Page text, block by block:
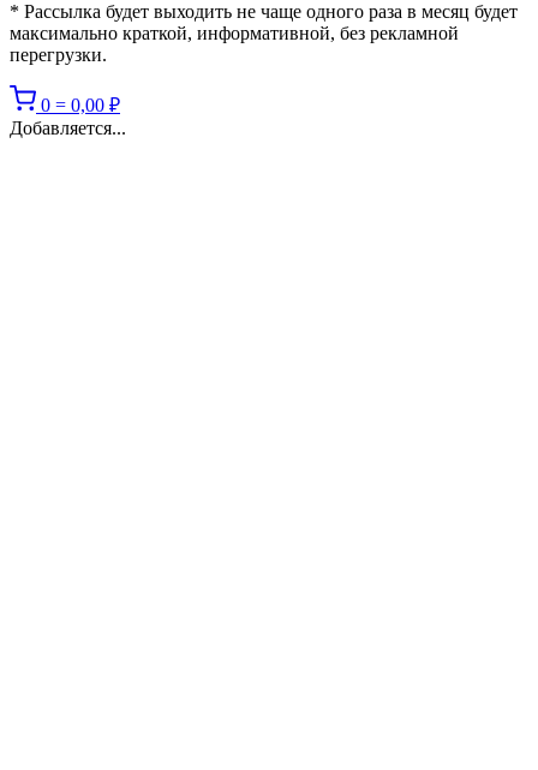
* Рассылка будет выходить не чаще одного раза в месяц будет
максимально краткой, информативной, без рекламной
перегрузки.
0 = 0,00 ₽
Добавляется...